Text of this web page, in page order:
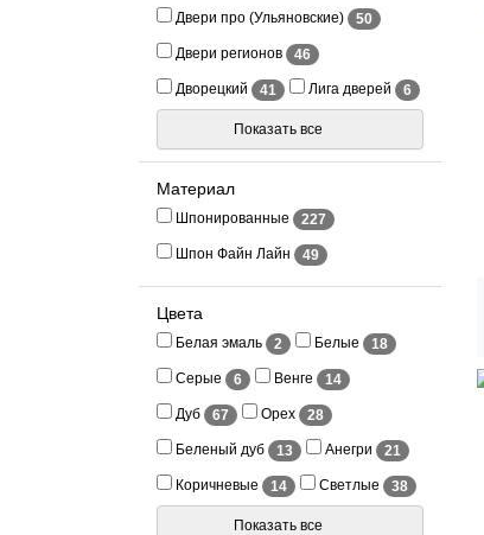
Двери про (Ульяновские) 50
Двери регионов 46
Дворецкий 41 Лига дверей 6
Показать все
Материал
Шпонированные 227
Шпон Файн Лайн 49
Цвета
Белая эмаль 2 Белые 18
Серые 6 Венге 14
Дуб 67 Орех 28
Беленый дуб 13 Анегри 21
Коричневые 14 Светлые 38
Показать все